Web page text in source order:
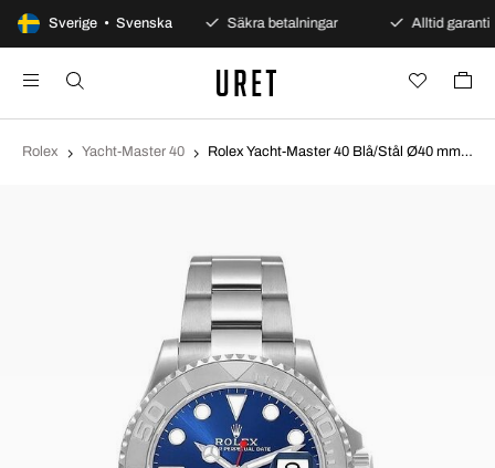
Sverige • Svenska
100 dagars öppet köp Säkra betalningar Alltid garanti
Rolex Yacht-Master 40 Rolex Yacht-Master 40 Blå/Stål Ø40 mm 126622-0002